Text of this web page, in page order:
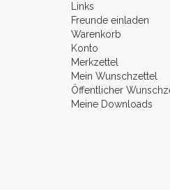
Links
Freunde einladen
Warenkorb
Konto
Merkzettel
Mein Wunschzettel
Öffentlicher
Meine Downloads